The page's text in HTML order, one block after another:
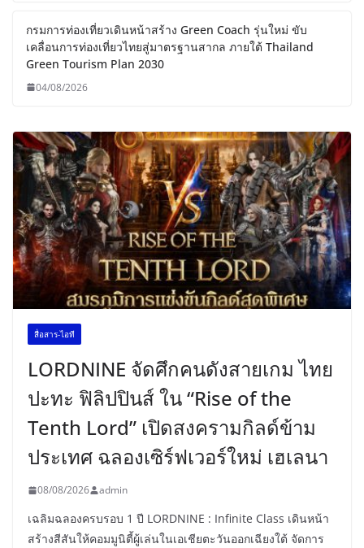
กรมการท่องเที่ยวเดินหน้าสร้าง Green Coach รุ่นใหม่ ขับ
เคลื่อนการท่องเที่ยวไทยสู่มาตรฐานสากล ภายใต้ Thailand
Green Tourism Plan 2030
04/08/2026
สื่อสาร-ไอที
LORDNINE จัดศึกคนดังสายเกม ไทย
ปะทะ ฟิลิปปินส์ ใน “Rise of the
Tenth Lord” เปิดสงครามกิลด์ข้าม
ประเทศ ฉลองเซิร์ฟเวอร์ใหม่ เฮเลนา
08/08/2026 admin
เฉลิมฉลองครบรอบ 1 ปี LORDNINE : Infinite Class เดินหน้า
สร้างสีสันให้คอมมูนิตี้ผู้เล่นในเอเชียตะวันออกเฉียงใต้ จัดการ